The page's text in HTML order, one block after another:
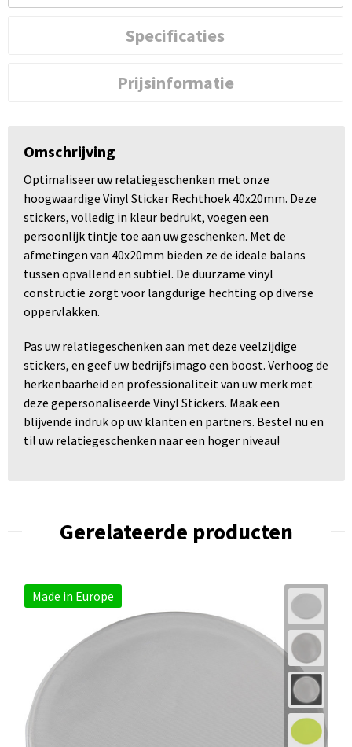
Specificaties
Prijsinformatie
Omschrijving
Optimaliseer uw relatiegeschenken met onze
hoogwaardige Vinyl Sticker Rechthoek 40x20mm. Deze
stickers, volledig in kleur bedrukt, voegen een
persoonlijk tintje toe aan uw geschenken. Met de
afmetingen van 40x20mm bieden ze de ideale balans
tussen opvallend en subtiel. De duurzame vinyl
constructie zorgt voor langdurige hechting op diverse
oppervlakken.
Pas uw relatiegeschenken aan met deze veelzijdige
stickers, en geef uw bedrijfsimago een boost. Verhoog de
herkenbaarheid en professionaliteit van uw merk met
deze gepersonaliseerde Vinyl Stickers. Maak een
blijvende indruk op uw klanten en partners. Bestel nu en
til uw relatiegeschenken naar een hoger niveau!
Gerelateerde producten
Made in Europe